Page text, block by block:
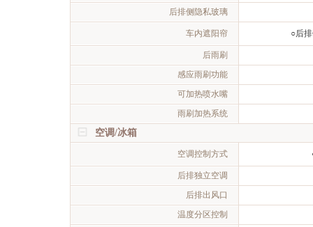
后排侧隐私玻璃
车内遮阳帘 ○后
后雨刷
感应雨刷功能
可加热喷水嘴
雨刷加热系统
空调/冰箱
空调控制方式
后排独立空调
后排出风口
温度分区控制